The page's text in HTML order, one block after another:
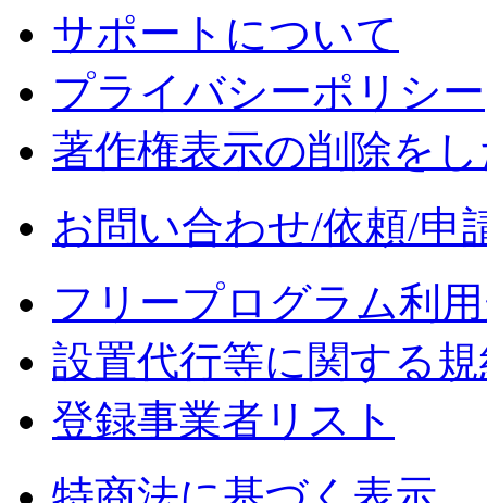
サポートについて
プライバシーポリシー
著作権表示の削除を
お問い合わせ/依頼/申
フリープログラム利
設置代行等に関する
登録事業者リスト